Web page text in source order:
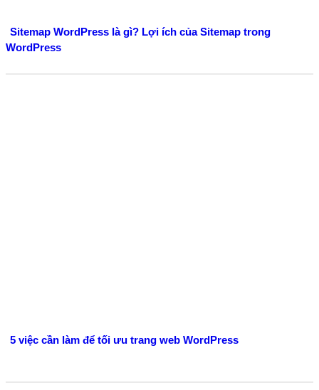
Sitemap WordPress là gì? Lợi ích của Sitemap trong
WordPress
5 việc cần làm để tối ưu trang web WordPress